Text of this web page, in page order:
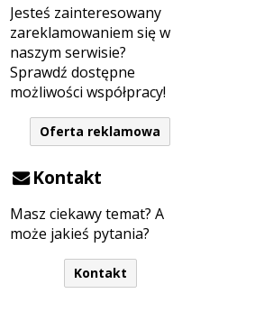
Jesteś zainteresowany
zareklamowaniem się w
naszym serwisie?
Sprawdź dostępne
możliwości współpracy!
Oferta reklamowa
Kontakt
Masz ciekawy temat? A
może jakieś pytania?
Kontakt